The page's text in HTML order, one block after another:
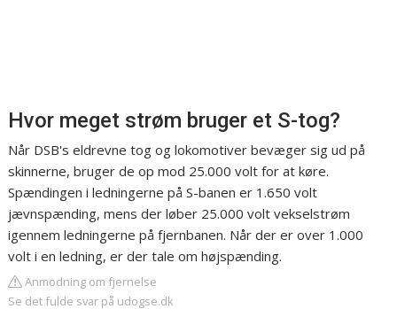
Hvor meget strøm bruger et S-tog?
Når DSB's eldrevne tog og lokomotiver bevæger sig ud på
skinnerne, bruger de op mod 25.000 volt for at køre.
Spændingen i ledningerne på S-banen er 1.650 volt
jævnspænding, mens der løber 25.000 volt vekselstrøm
igennem ledningerne på fjernbanen. Når der er over 1.000
volt i en ledning, er der tale om højspænding.
Anmodning om fjernelse
Se det fulde svar på udogse.dk